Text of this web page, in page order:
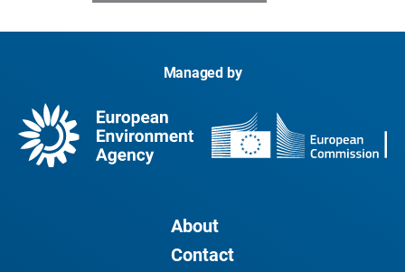
Managed by
About
Contact